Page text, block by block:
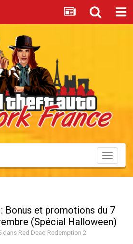
Toggle
: Bonus et promotions du 7
(Spécial Halloween)
dans Red Dead Redemption 2